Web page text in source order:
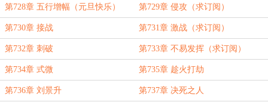
第728章 五行增幅（元旦快乐） 第729章 侵攻（求订阅）
第730章 接战 第731章 激战（求订阅）
第732章 刺破 第733章 不易发挥（求订阅）
第734章 式微 第735章 趁火打劫
第736章 刘景升 第737章 决死之人